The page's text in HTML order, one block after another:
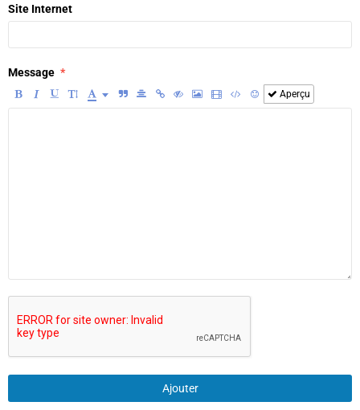
Site Internet
Message
Aperçu
Ajouter